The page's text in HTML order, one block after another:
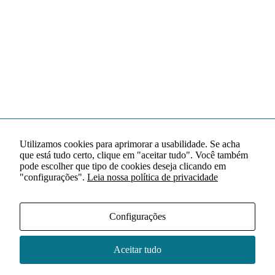
Utilizamos cookies para aprimorar a usabilidade. Se acha
que está tudo certo, clique em "aceitar tudo". Você também
pode escolher que tipo de cookies deseja clicando em
"configurações". Leia nossa política de privacidade
Configurações
Aceitar tudo